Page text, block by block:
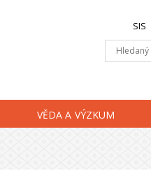
SIS
VĚDA A VÝZKUM